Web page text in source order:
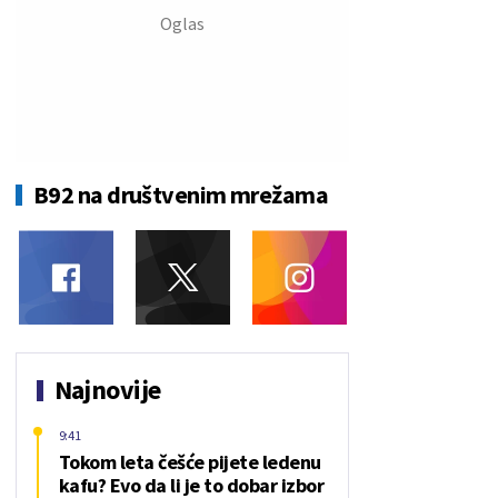
B92 na društvenim mrežama
Najnovije
Tokom leta češće pijete ledenu
kafu? Evo da li je to dobar izbor
9:41